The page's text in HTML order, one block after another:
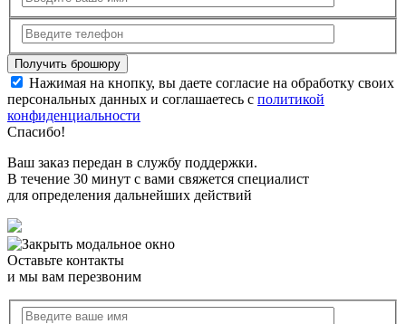
Нажимая на кнопку, вы даете согласие на обработку своих
персональных данных и соглашаетесь с политикой
конфиденциальности
Спасибо!
Ваш заказ передан в службу поддержки.
В течение 30 минут с вами свяжется специалист
для определения дальнейших действий
Оставьте контакты
и мы вам перезвоним